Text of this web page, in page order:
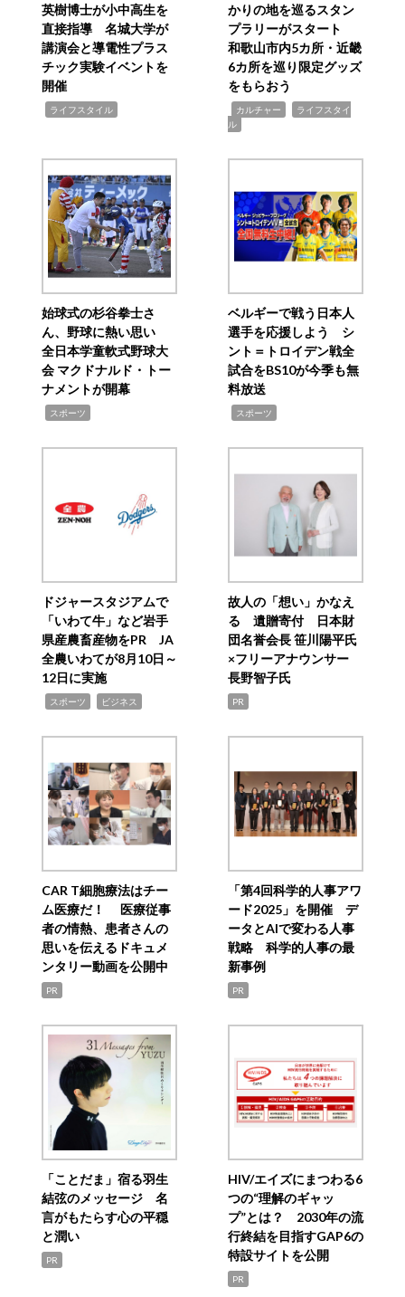
英樹博士が小中高生を
直接指導 名城大学が
講演会と導電性プラス
チック実験イベントを
開催
ライフスタイル
かりの地を巡るスタン
プラリーがスタート
和歌山市内5カ所・近畿
6カ所を巡り限定グッズ
をもらおう
カルチャー
ライフスタイ
ル
始球式の杉谷拳士さ
ん、野球に熱い思い
全日本学童軟式野球大
会 マクドナルド・トー
ナメントが開幕
スポーツ
ベルギーで戦う日本人
選手を応援しよう シ
ント＝トロイデン戦全
試合をBS10が今季も無
料放送
スポーツ
ドジャースタジアムで
「いわて牛」など岩手
県産農畜産物をPR JA
全農いわてが8月10日～
12日に実施
スポーツ ビジネス
故人の「想い」かなえ
る 遺贈寄付 日本財
団名誉会長 笹川陽平氏
×フリーアナウンサー
長野智子氏
PR
CAR T細胞療法はチー
ム医療だ！ 医療従事
者の情熱、患者さんの
思いを伝えるドキュメ
ンタリー動画を公開中
PR
「第4回科学的人事アワ
ード2025」を開催 デ
ータとAIで変わる人事
戦略 科学的人事の最
新事例
PR
「ことだま」宿る羽生
結弦のメッセージ 名
言がもたらす心の平穏
と潤い
PR
HIV/エイズにまつわる6
つの“理解のギャッ
プ”とは？ 2030年の流
行終結を目指すGAP6の
特設サイトを公開
PR